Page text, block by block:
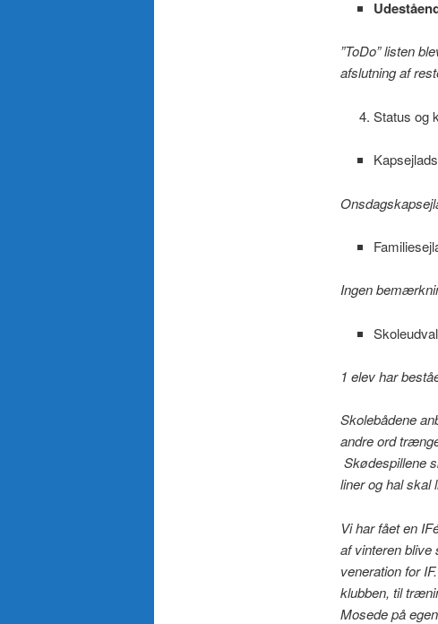
”ToDo” listen
afslutning af
Status og
Ingen
1 elev har
Skolebådene
andre ord
Skødespillene
liner og hal skal
Vi har fået en
af vinteren blive
veneration for
klubben, til
Mosede på